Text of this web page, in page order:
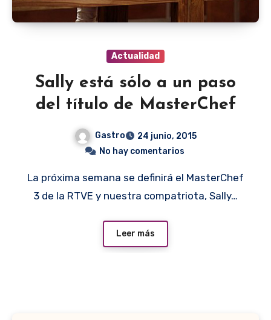
Actualidad
Sally está sólo a un paso
del título de MasterChef
Gastro
24 junio, 2015
No hay comentarios
La próxima semana se definirá el MasterChef
3 de la RTVE y nuestra compatriota, Sally…
Leer más